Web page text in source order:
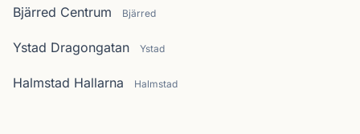
Bjärred Centrum Bjärred
Ystad Dragongatan Ystad
Halmstad Hallarna Halmstad